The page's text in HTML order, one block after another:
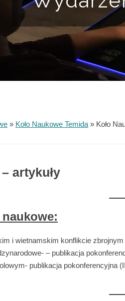
» Koło Naukowe Temida » Koło
artykuły
i wietnamskim konflikcie
– publikacja
publikacja pokonferencyjna